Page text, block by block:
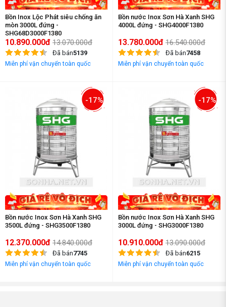
Bồn Inox Lộc Phát siêu chống ăn
mòn 3000L đứng -
SHG68D3000F1380
10.890.000đ 13.070.000đ
Đã bán5139
Miễn phí vận chuyển toàn quốc
Bồn nước Inox Sơn Hà Xanh SHG
4000L đứng - SHG4000F1380
13.780.000đ 16.540.000đ
Đã bán7458
Miễn phí vận chuyển toàn quốc
-17%
Bồn nước Inox Sơn Hà Xanh SHG
3500L đứng - SHG3500F1380
12.370.000đ 14.840.000đ
Đã bán7745
Miễn phí vận chuyển toàn quốc
-17%
Bồn nước Inox Sơn Hà Xanh SHG
3000L đứng - SHG3000F1380
10.910.000đ 13.090.000đ
Đã bán6215
Miễn phí vận chuyển toàn quốc